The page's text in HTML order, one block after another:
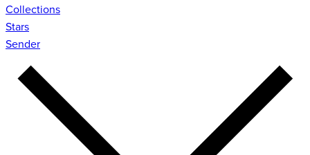
Collections
Stars
Sender